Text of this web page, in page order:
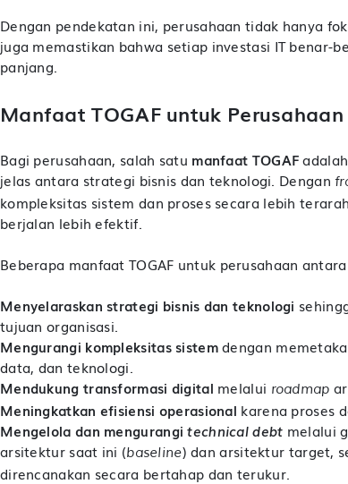
Dengan pendekatan ini, perusahaan tidak hanya
juga memastikan bahwa setiap investasi IT benar-
panjang.
Manfaat TOGAF untuk Perusahaan
Bagi perusahaan, salah satu manfaat TOGAF
jelas antara strategi bisnis dan teknologi. Dengan
kompleksitas sistem dan proses secara lebih
berjalan lebih efektif.
Beberapa manfaat TOGAF untuk perusahaan
Menyelaraskan strategi bisnis dan teknologi
tujuan organisasi.
Mengurangi kompleksitas sistemdengan
data, dan teknologi.
Mendukung transformasi digital melalui roadmap
Meningkatkan efisiensi operasional karena proses
Mengelola dan mengurangitechnical debt melalui
arsitektur saat ini (baseline) dan arsitektur target,
direncanakan secara bertahap dan terukur.